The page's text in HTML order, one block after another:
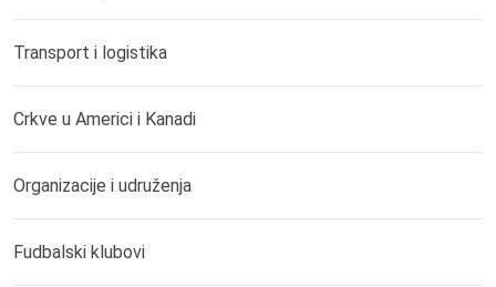
Transport i logistika
Crkve u Americi i Kanadi
Organizacije i udruženja
Fudbalski klubovi